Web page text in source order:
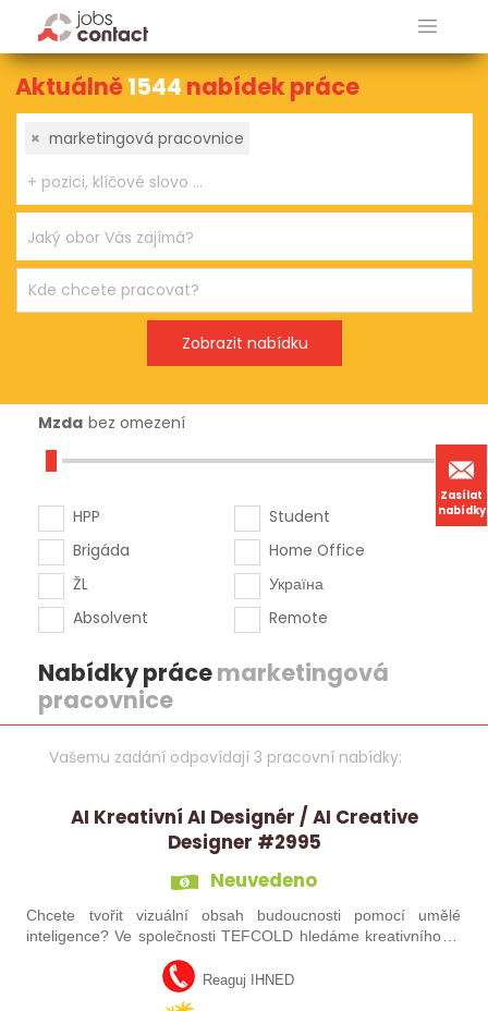
Zasílat
nabídky
Aktuálně1544 nabídek práce
× marketingová pracovnice
Mzda bez omezení
HPP
Brigáda
ŽL
Absolvent
Student
Home Office
Україна
Remote
Nabídky prácemarketingová
pracovnice
Vašemu zadání odpovídají 3 pracovní nabídky:
AI Kreativní AI Designér / AI Creative
Designer #2995
Neuvedeno
Chcete tvořit vizuální obsah budoucnosti pomocí umělé
inteligence? Ve společnosti TEFCOLD hledáme kreativního AI
designéra, který pomůže posunout naši vizuální komunikaci na
novou úroveň. Hledáme…Reaguj IHNED